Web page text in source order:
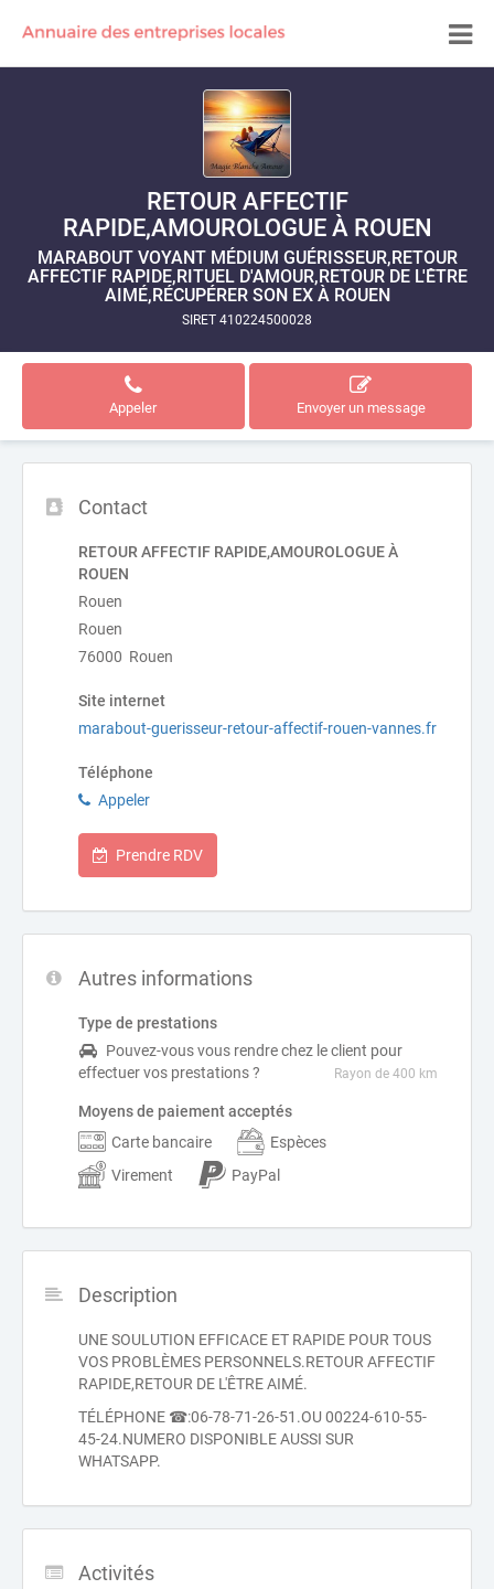
RETOUR AFFECTIF
RAPIDE,AMOUROLOGUE À ROUEN
MARABOUT VOYANT MÉDIUM GUÉRISSEUR,RETOUR
AFFECTIF RAPIDE,RITUEL D'AMOUR,RETOUR DE L'ÊTRE
AIMÉ,RÉCUPÉRER SON EX À ROUEN
SIRET 410224500028
Appeler Envoyer un message
Contact
RETOUR AFFECTIF RAPIDE,AMOUROLOGUE À
ROUEN
Rouen
Rouen
76000 Rouen
Site internet
marabout-guerisseur-retour-affectif-rouen-vannes.fr
Téléphone
Appeler
Prendre RDV
Autres informations
Type de prestations
Pouvez-vous vous rendre chez le client pour
effectuer vos prestations ?
Rayon de 400 km
Moyens de paiement acceptés
Carte bancaire
Espèces
Virement
PayPal
Description
UNE SOULUTION EFFICACE ET RAPIDE POUR TOUS
VOS PROBLÈMES PERSONNELS.RETOUR AFFECTIF
RAPIDE,RETOUR DE L'ÊTRE AIMÉ.
TÉLÉPHONE ☎:06-78-71-26-51.OU 00224-610-55-
45-24.NUMERO DISPONIBLE AUSSI SUR
WHATSAPP.
Activités